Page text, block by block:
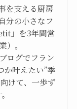
を支える厨房
分の小さなフ
」を3年間営
）。
ログでフラン
か叶えたい”季
けて、一歩ず